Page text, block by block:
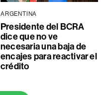
ARGENTINA
Presidente del BCRA
dice que no ve
necesaria una baja de
encajes para reactivar el
crédito